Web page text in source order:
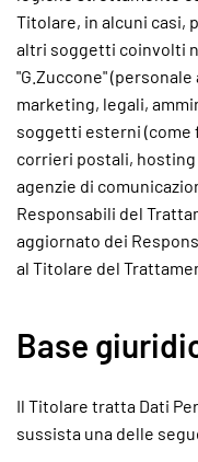
Titolare, in alcuni casi,
altri soggetti coinvolti
"G.Zuccone"
marketing, legali,
soggetti esterni
corrieri postali,
agenzie di
Responsabili del
aggiornato dei
al Titolare del
Base
Il Titolare tratta Dati
sussista una delle